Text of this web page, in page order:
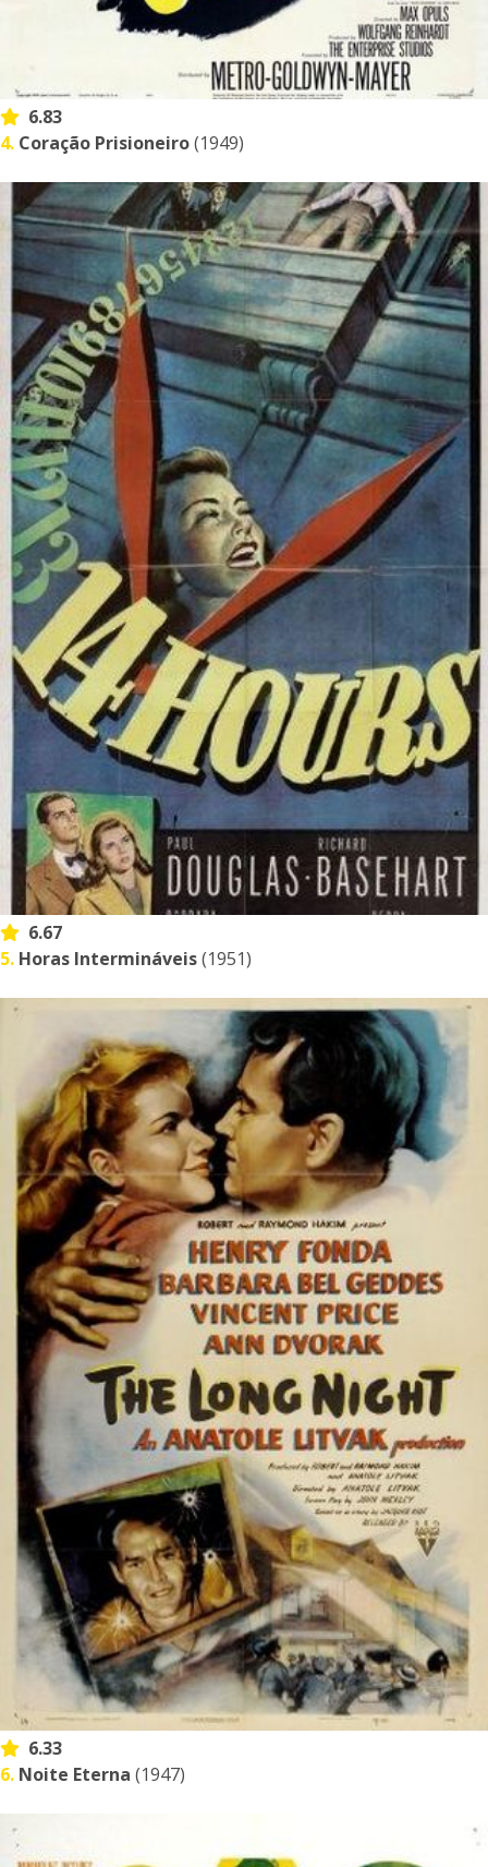
6.83
4. Coração Prisioneiro(1949)
6.67
5. Horas Intermináveis(1951)
6.33
6. Noite Eterna (1947)